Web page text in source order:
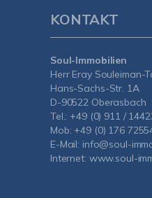
KONTAKT
Soul-Immobilien
Herr Eray Souleiman-
Hans-Sachs-Str. 1A
D-90522 Oberasbach
Tel.: +49 (0) 911 /
Mob: +49 (0) 176
E-Mail: info@soul-
Internet: www.soul-